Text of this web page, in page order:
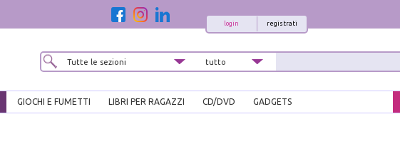
registrati
login
GIOCHI E FUMETTI LIBRI PER RAGAZZI CD/DVD GADGETS